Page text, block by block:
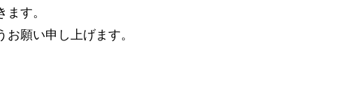
す。
願い申し上げます。